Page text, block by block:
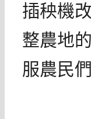
插秧機
整農地
服農民